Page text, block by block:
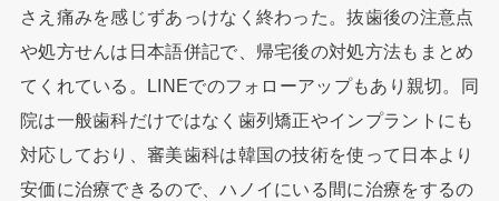
さえ痛みを感じずあっけなく終わった。抜歯後の注意点
や処方せんは日本語併記で、帰宅後の対処方法もまとめ
てくれている。LINEでのフォローアップもあり親切。同
院は一般歯科だけではなく歯列矯正やインプラントにも
対応しており、審美歯科は韓国の技術を使って日本より
安価に治療できるので、ハノイにいる間に治療をするの